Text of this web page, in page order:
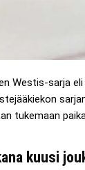
Westis-sarja
tukemaan
kuusi